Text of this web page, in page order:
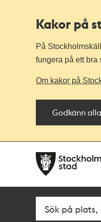
Kakor på
På
fungera på ett bra
Om kakor på
Godkänn
navigationen
huvudinnehållet
Fritextsök